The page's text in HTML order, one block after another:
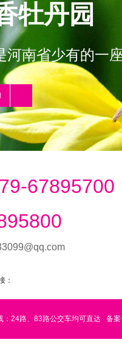
牡丹园
南省少有的一
67895700
：
：24路、83路公交车均可直达 备案